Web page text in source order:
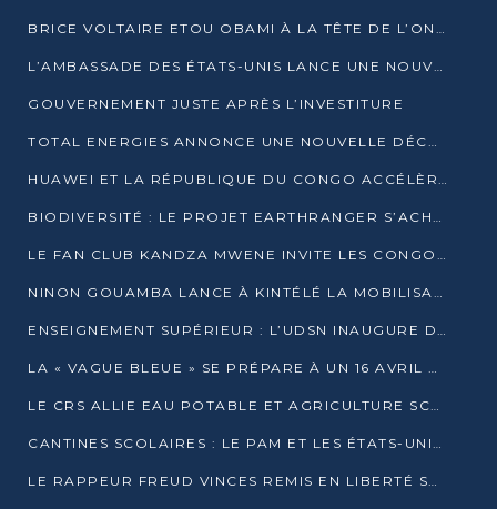
BRICE VOLTAIRE ETOU OBAMI À LA TÊTE DE L’ONEC-C POUR TROIS ANS
L’AMBASSADE DES ÉTATS-UNIS LANCE UNE NOUVELLE COHORTE DU PROGRAMME ACCESS MICRO-SCHOLARSHIP
GOUVERNEMENT JUSTE APRÈS L’INVESTITURE
TOTAL ENERGIES ANNONCE UNE NOUVELLE DÉCOUVERTE D’HYDROCARBURES SUR LE PERMIS MOHO AU LARGE DU CONGO
HUAWEI ET LA RÉPUBLIQUE DU CONGO ACCÉLÈRENT LEUR PARTENARIAT
BIODIVERSITÉ : LE PROJET EARTHRANGER S’ACHÈVE, MAIS LES DÉFIS DEMEURENT
LE FAN CLUB KANDZA MWENE INVITE LES CONGOLAIS À UNE FORTE AFFLUENCE AU STADE DE KINTÉLÉ
NINON GOUAMBA LANCE À KINTÉLÉ LA MOBILISATION POUR L’INVESTITURE DR DSN
ENSEIGNEMENT SUPÉRIEUR : L’UDSN INAUGURE DES LABORATOIRES POUR BOOSTER LA FORMATION PRATIQUE
LA « VAGUE BLEUE » SE PRÉPARE À UN 16 AVRIL HISTORIQUE
LE CRS ALLIE EAU POTABLE ET AGRICULTURE SCOLAIRE AU CŒUR DE LA TRANSFORMATION DES ÉCOLES RURALES
CANTINES SCOLAIRES : LE PAM ET LES ÉTATS-UNIS AU CONTACT DES ÉCOLIERS DE KINKALA
LE RAPPEUR FREUD VINCES REMIS EN LIBERTÉ SOUS PRESSION MÉDIATIQUE